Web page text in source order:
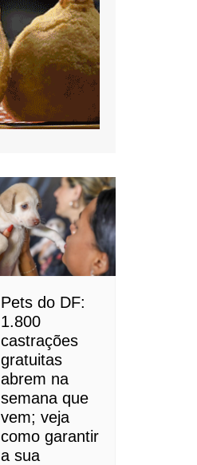
Pets do DF:
1.800
castrações
gratuitas
abrem na
semana que
vem; veja
como garantir
a sua